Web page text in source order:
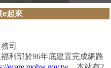
e起來
司
利部於96年底建置完成網路